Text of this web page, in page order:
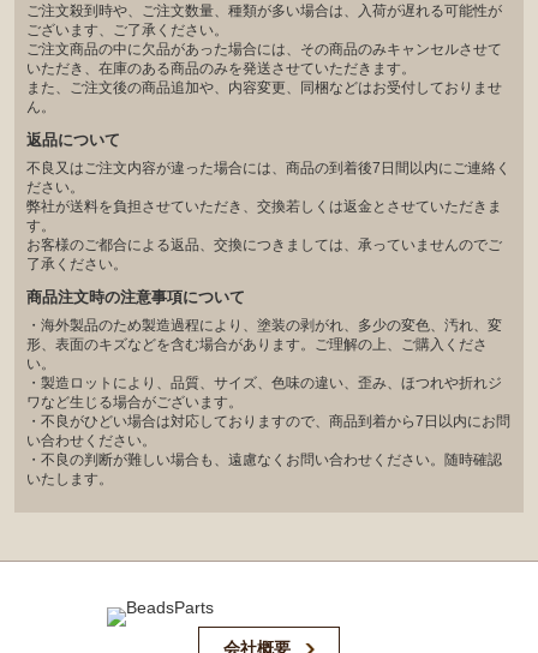
ご注文殺到時や、ご注文数量、種類が多い場合は、入荷が遅れる可能性が
ございます、ご了承ください。
ご注文商品の中に欠品があった場合には、その商品のみキャンセルさせて
いただき、在庫のある商品のみを発送させていただきます。
また、ご注文後の商品追加や、内容変更、同梱などはお受付しておりませ
ん。
返品について
不良又はご注文内容が違った場合には、商品の到着後7日間以内にご連絡く
ださい。
弊社が送料を負担させていただき、交換若しくは返金とさせていただきま
す。
お客様のご都合による返品、交換につきましては、承っていませんのでご
了承ください。
商品注文時の注意事項について
・海外製品のため製造過程により、塗装の剥がれ、多少の変色、汚れ、変
形、表面のキズなどを含む場合があります。ご理解の上、ご購入くださ
い。
・製造ロットにより、品質、サイズ、色味の違い、歪み、ほつれや折れジ
ワなど生じる場合がございます。
・不良がひどい場合は対応しておりますので、商品到着から7日以内にお問
い合わせください。
・不良の判断が難しい場合も、遠慮なくお問い合わせください。随時確認
いたします。
会社概要